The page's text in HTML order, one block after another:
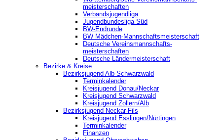
meisterschaften
Verbandsjugendliga
Jugendbundesliga Süd
BW-Endrunde
BW Mädchen-Mannschaftsmeisterschaft
Deutsche Vereinsmannschafts-
meisterschaften
Deutsche Ländermeisterschaft
Bezirke & Kreise
Bezirksjugend Alb-Schwarzwald
Terminkalender
Kreisjugend Donau/Neckar
Kreisjugend Schwarzwald
Kreisjugend Zollern/Alb
Bezirksjugend Neckar-Fils
Kreisjugend ‎Esslingen/Nürtingen
Terminkalender
Finanzen